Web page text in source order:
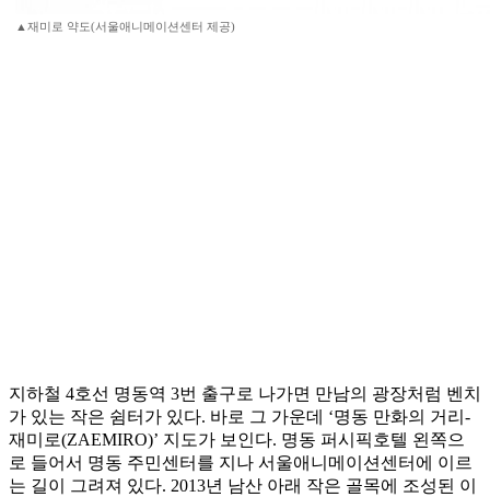
▲재미로 약도(서울애니메이션센터 제공)
지하철 4호선 명동역 3번 출구로 나가면 만남의 광장처럼 벤치
가 있는 작은 쉼터가 있다. 바로 그 가운데 ‘명동 만화의 거리-
재미로(ZAEMIRO)’ 지도가 보인다. 명동 퍼시픽호텔 왼쪽으
로 들어서 명동 주민센터를 지나 서울애니메이션센터에 이르
는 길이 그려져 있다. 2013년 남산 아래 작은 골목에 조성된 이